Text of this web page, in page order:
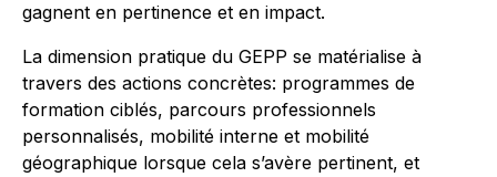
gagnent en pertinence et en impact.
La dimension pratique du GEPP se matérialise à
travers des actions concrètes: programmes de
formation ciblés, parcours professionnels
personnalisés, mobilité interne et mobilité
géographique lorsque cela s’avère pertinent, et